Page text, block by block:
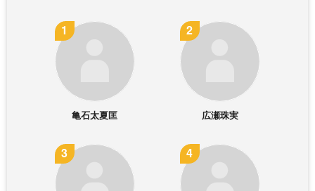
亀石太夏匡 広瀬珠実